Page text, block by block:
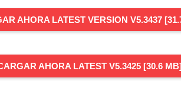
AHORA LATEST VERSION V5.3437
AHORA LATEST V5.3425 [30.6